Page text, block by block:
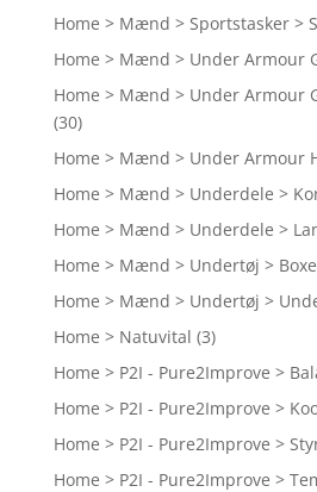
Home > Mænd > Sportstasker >
Home > Mænd > Under Armour
Home > Mænd > Under Armour
(30)
Home > Mænd > Under Armour
Home > Mænd > Underdele >
Home > Mænd > Underdele >
Home > Mænd > Undertøj >
Home > Mænd > Undertøj >
Home > Natuvital (3)
Home > P2I - Pure2Improve >
Home > P2I - Pure2Improve >
Home > P2I - Pure2Improve >
Home > P2I - Pure2Improve >